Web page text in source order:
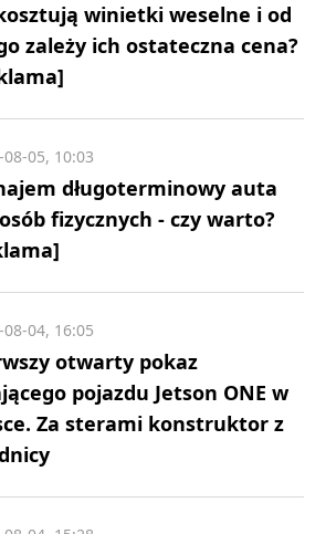
winietki weselne i od
zależy ich ostateczna cena?
długoterminowy auta
fizycznych - czy warto?
05, 10:03
otwarty pokaz
pojazdu Jetson ONE w
Za sterami konstruktor z
04, 16:05